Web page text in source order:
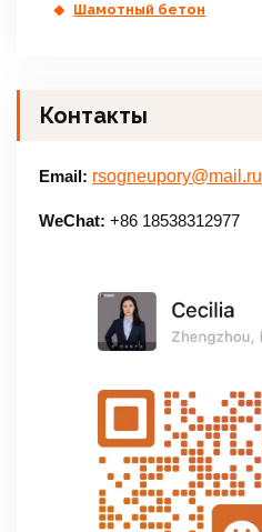
Шамотный бетон
Контакты
Email: rsogneupory@mail.ru
WeChat: +86 18538312977